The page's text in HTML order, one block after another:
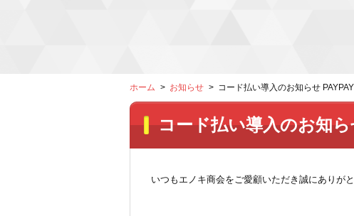
ホーム お知らせ コード払い導入のお知らせ
コード払い導入のお知
ます。
いつもエノキ商会をご愛顧いただき誠にありがと